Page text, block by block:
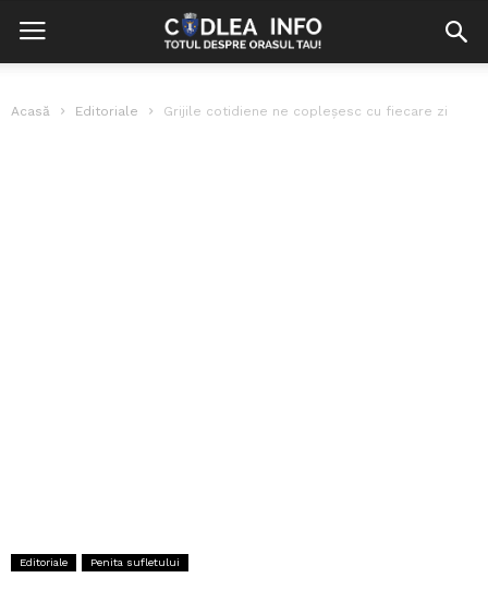
Acasă Editoriale Grijile cotidiene ne copleşesc cu fiecare zi
Editoriale Penita sufletului